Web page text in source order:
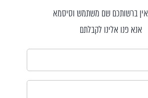
ברשותכם שם משתמש וסיסמא
אנא פנו אלינו לקבלתם